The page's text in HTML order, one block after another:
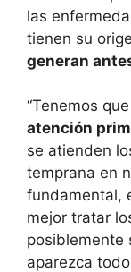
las
tienen su
generan
“Tenemos
atención
se atienden
temprana en
fundamental,
mejor tratar
posiblemente
aparezca